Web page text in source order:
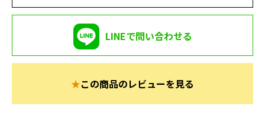
LINEで問い合わせる
★この商品のレビューを見る